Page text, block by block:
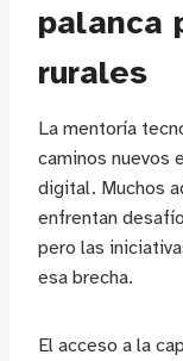
palanca
rurales
La mentoría
caminos nuevos
digital. Muchos
enfrentan
pero las
esa brecha.
El acceso a la